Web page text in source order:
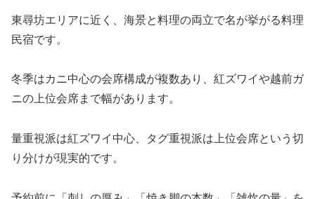
東尋坊エリアに近く、海景と料理の両立で名が挙がる料理
民宿です。
冬季はカニ中心の会席構成が複数あり、紅ズワイや越前ガ
ニの上位会席まで幅があります。
量重視派は紅ズワイ中心、タグ重視派は上位会席という切
り分けが現実的です。